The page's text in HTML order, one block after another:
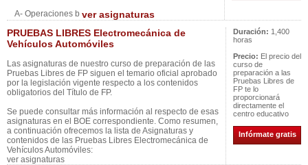
A- Operaciones b ver asignaturas
PRUEBAS LIBRES Electromecánica de
Vehículos Automóviles
Las asignaturas de nuestro curso de preparación de las
Pruebas Libres de FP siguen el temario oficial aprobado
por la legislación vigente respecto a los contenidos
obligatorios del Título de FP.
Se puede consultar más información al respecto de esas
asignaturas en el BOE correspondiente. Como resumen,
a continuación ofrecemos la lista de Asignaturas y
contenidos de las Pruebas Libres Electromecánica de
Vehículos Automóviles:
ver asignaturas
Duración: 1,400
horas
Precio: El precio del
curso de
preparación a las
Pruebas Libres de
FP te lo
proporcionará
directamente el
centro educativo
Infórmate gratis